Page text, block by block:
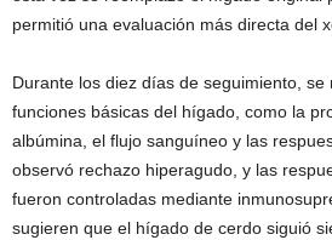
permitió una evaluación más directa del
Durante los diez días de seguimiento, se
funciones básicas del hígado, como la
albúmina, el flujo sanguíneo y las
observó rechazo hiperagudo, y las
fueron controladas mediante
sugieren que el hígado de cerdo siguió